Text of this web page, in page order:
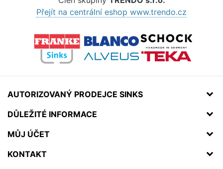
Přejít na centrální eshop www.trendo.cz
AUTORIZOVANÝ PRODEJCE SINKS
DŮLEŽITÉ INFORMACE
MŮJ ÚČET
KONTAKT